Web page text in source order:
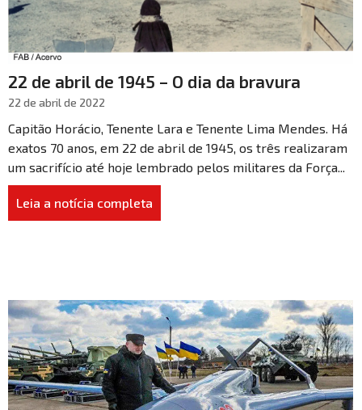
22 de abril de 1945 – O dia da bravura
22 de abril de 2022
Capitão Horácio, Tenente Lara e Tenente Lima Mendes. Há
exatos 70 anos, em 22 de abril de 1945, os três realizaram
um sacrifício até hoje lembrado pelos militares da Força...
Leia a notícia completa